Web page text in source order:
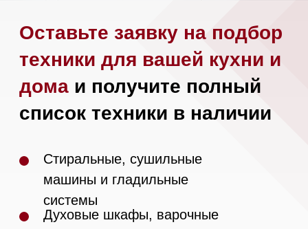
Почта:Hello@mieles.ru
Посмотреть фото и
видео из нашего
Напишите нам в Max